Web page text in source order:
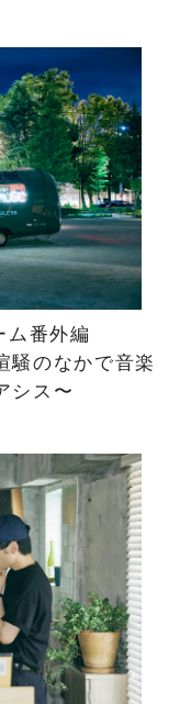
ム番外編
のなかで音楽
シス〜